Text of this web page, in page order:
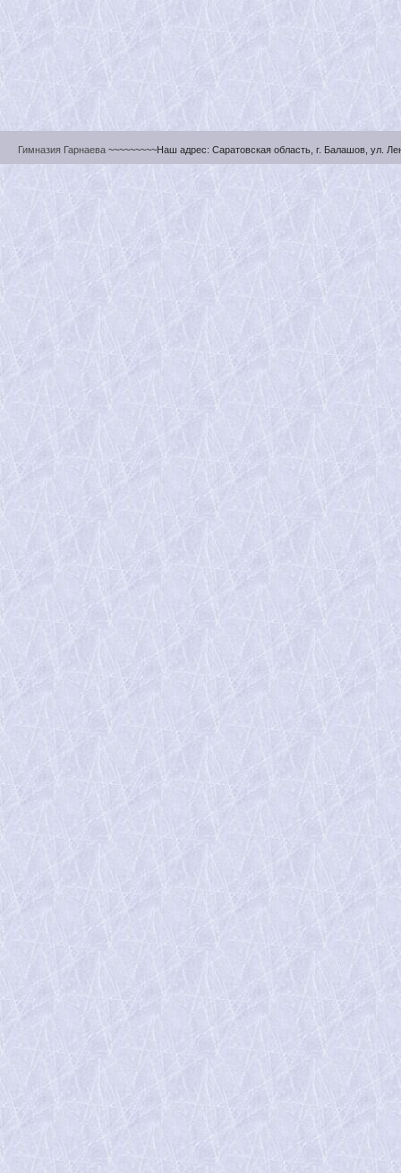
Гимназия Гарнаева ~~~~~~~~~Наш адрес: Саратовская область, г. Балашов, ул.